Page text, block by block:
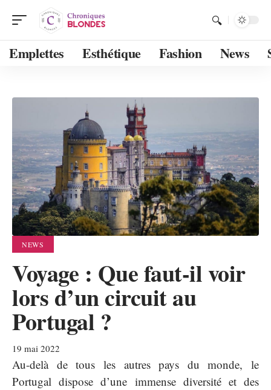
Emplettes Esthétique Fashion News
NEWS
Voyage : Que faut-il voir
lors d’un circuit au
Portugal ?
19 mai 2022
Au-delà de tous les autres pays du monde, le
Portugal dispose d’une immense diversité et des